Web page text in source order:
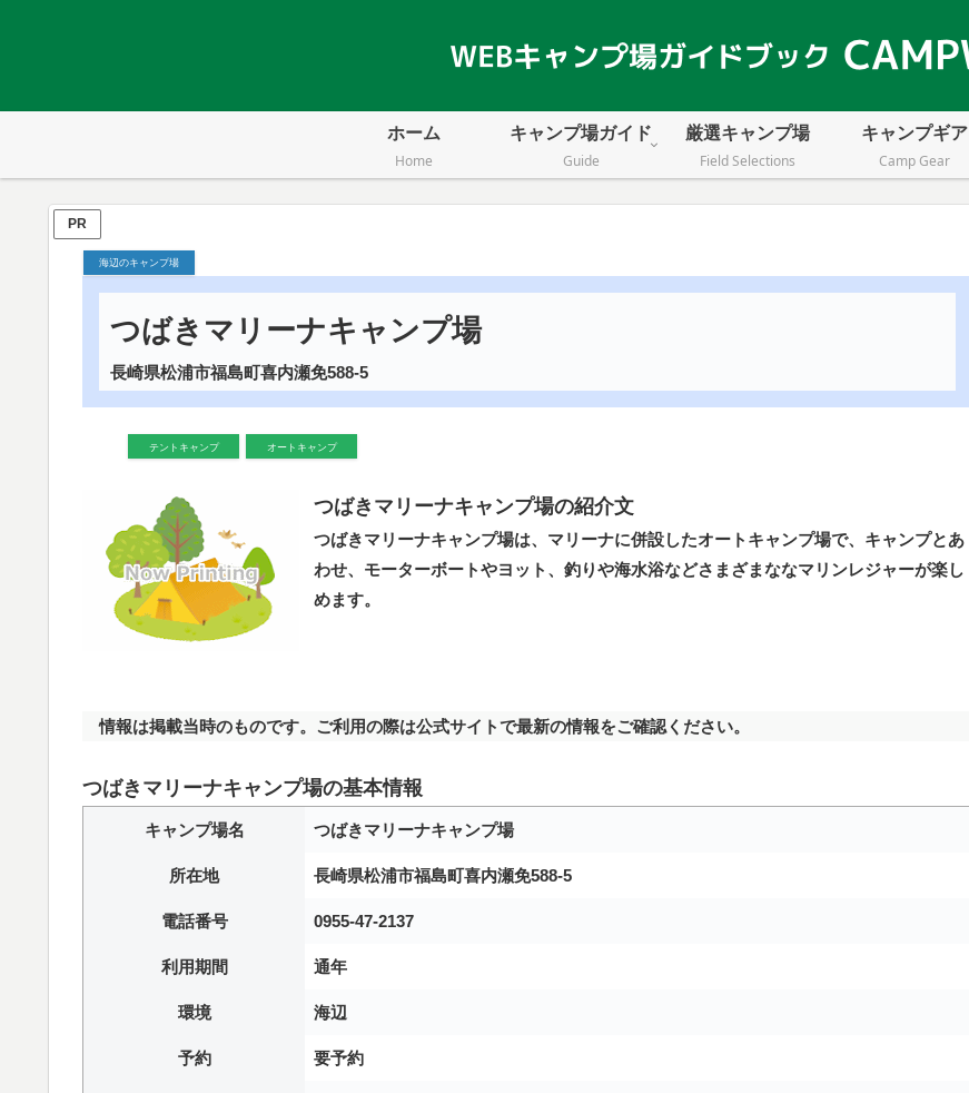
ホーム
Home
キャンプ場ガイド
Guide
厳選キャンプ場
Field Selections
キャンプギア
Camp Gear
PR
海辺のキャンプ場
つばきマリーナキャンプ場
長崎県松浦市福島町喜内瀬免588-5
テントキャンプ オートキャンプ
つばきマリーナキャンプ場の紹介文
つばきマリーナキャンプ場は、マリーナに併設したオートキャンプ場で、キャンプとあ
わせ、モーターボートやヨット、釣りや海水浴などさまざまななマリンレジャーが楽し
めます。
情報は掲載当時のものです。ご利用の際は公式サイトで最新の情報をご確認ください。
つばきマリーナキャンプ場の基本情報
キャンプ場名 つばきマリーナキャンプ場
所在地 長崎県松浦市福島町喜内瀬免588-5
電話番号 0955-47-2137
利用期間 通年
環境 海辺
予約 要予約